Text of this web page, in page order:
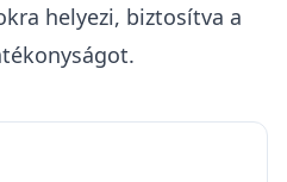
helyezi, biztosítva a